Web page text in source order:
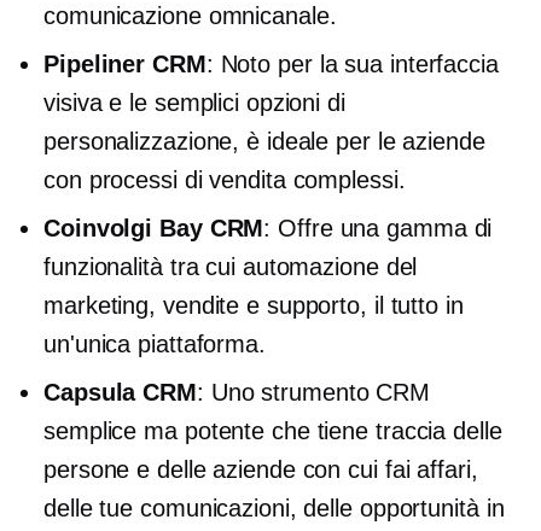
comunicazione omnicanale.
Pipeliner CRM: Noto per la sua interfaccia
visiva e le semplici opzioni di
personalizzazione, è ideale per le aziende
con processi di vendita complessi.
Coinvolgi Bay CRM: Offre una gamma di
funzionalità tra cui automazione del
marketing, vendite e supporto, il tutto in
un'unica piattaforma.
Capsula CRM: Uno strumento CRM
semplice ma potente che tiene traccia delle
persone e delle aziende con cui fai affari,
delle tue comunicazioni, delle opportunità in